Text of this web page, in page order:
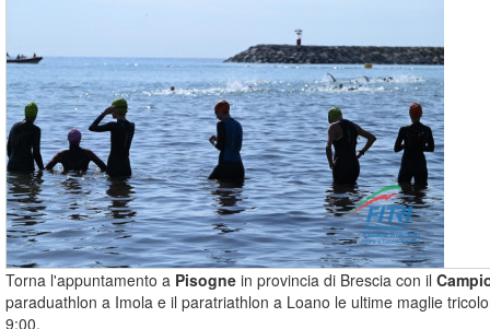
Torna l'appuntamento a Pisogne in provincia di Brescia con il
paraduathlon a Imola e il paratriathlon a Loano le ultime maglie
9:00.